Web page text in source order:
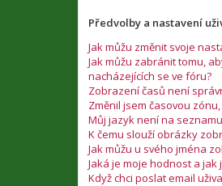
Předvolby a nastavení
Jak můžu změnit svoje
Jak můžu zabránit tomu,
nacházejících se ve fóru?
Zobrazení časů není
Změnil jsem časovou
Můj jazyk není na
K čemu slouží obrázky
Jak můžu u svého jména
Jaká je moje hodnost a jak
Když chci poslat email